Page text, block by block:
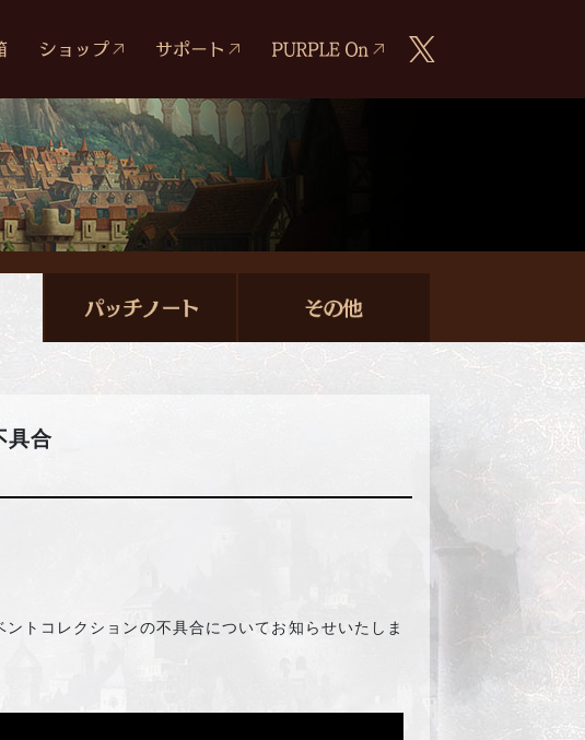
具合
トコレクションの不具合についてお知らせいたしま